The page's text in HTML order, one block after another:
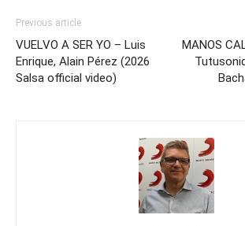
Previous article
VUELVO A SER YO – Luis
Enrique, Alain Pérez (2026
Salsa official video)
MANOS